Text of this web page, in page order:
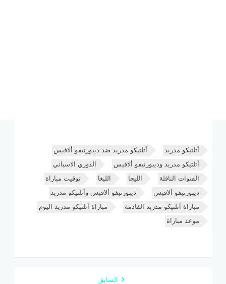
أتلتيكو مدريد
أتلتيكو مدريد ضد ديبورتيفو ألافيس
أتلتيكو مدريد وديبورتيفو ألافيس
الدوري الاسباني
القنوات الناقلة
الليجا الليغا
توقيت مباراة
ديبورتيفو ألافيس
ديبورتيفو ألافيس وأتلتيكو مدريد
مباراة أتلتيكو مدريد القادمة
مباراة أتلتيكو مدريد اليوم
موعد مباراة
السابق